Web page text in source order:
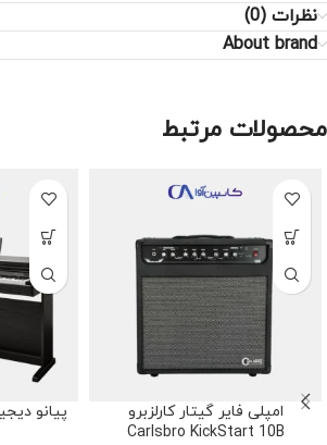
نظرات (0)
About brand
محصولات مرتبط
امپلی فایر گیتار کارلزبرو
Carlsbro KickStart 10B